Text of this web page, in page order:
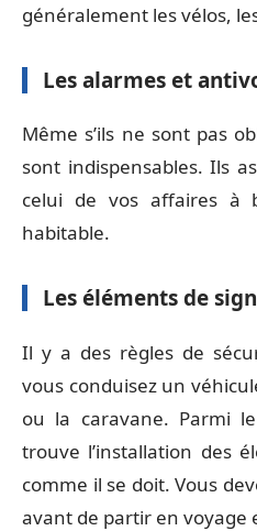
généralement les vélos,
Les alarmes et
Même s’ils ne sont pas
sont indispensables. Ils
celui de vos affaires à
habitable.
Les éléments de
Il y a des règles de
vous conduisez un
ou la caravane. Parmi
trouve l’installation des
comme il se doit. Vous
avant de partir en voyage